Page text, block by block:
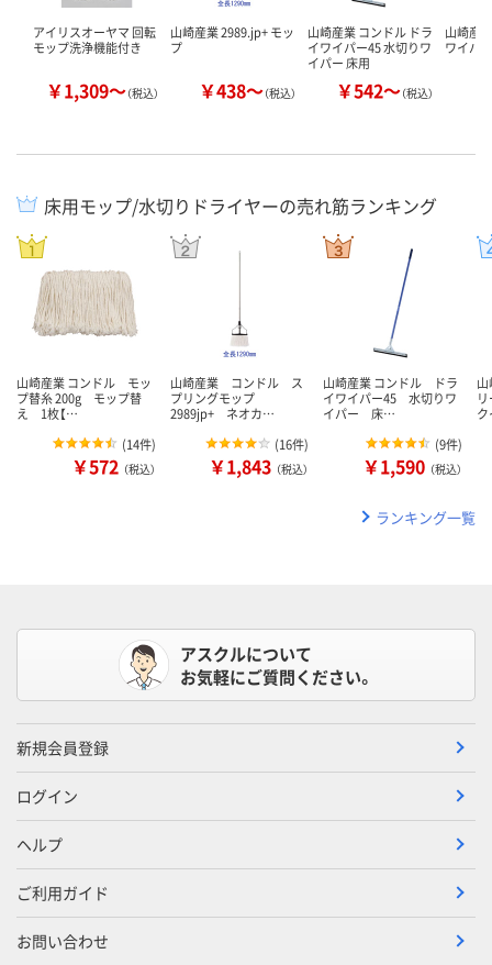
アイリスオーヤマ 回転
モップ洗浄機能付き
￥1,309～（税込）
山崎産業 2989.jp+ モッ
プ
￥438～（税込）
山崎産業 コンドル ドラ
イワイパー45 水切りワ
イパー 床用
￥542～（税込）
山崎産
ワイパー
床用モップ/水切りドライヤーの売れ筋ランキング
山崎産業 コンドル モッ
プ替糸 200g モップ替
え 1枚【…
(14件)
￥572 （税込）
山崎産業 コンドル ス
プリングモップ
2989jp+ ネオカ…
(16件)
￥1,843 （税込）
山崎産業 コンドル ドラ
イワイパー45 水切りワ
イパー 床…
(9件)
￥1,590 （税込）
ランキング一覧
アスクルについて
お気軽にご質問ください。
新規会員登録
ログイン
ヘルプ
ご利用ガイド
お問い合わせ